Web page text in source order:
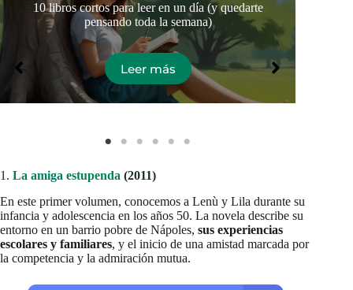
10 libros cortos para leer en un día (y quedarte
pensando toda la semana)
Leer más
1. La amiga estupenda (2011)
En este primer volumen, conocemos a Lenù y Lila durante su
infancia y adolescencia en los años 50. La novela describe su
entorno en un barrio pobre de Nápoles, sus experiencias
escolares y familiares, y el inicio de una amistad marcada por
la competencia y la admiración mutua.